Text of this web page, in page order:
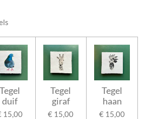
Tegel
duif
15,00
Tegel
giraf
€ 15,00
Tegel
haan
€ 15,00